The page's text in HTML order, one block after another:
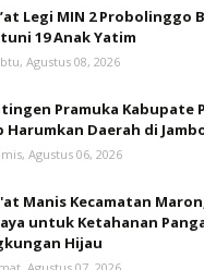
Legi MIN 2 Probolinggo
19 Anak Yatim
Agustus 08, 2026
Pramuka Kabupate
Harumkan Daerah di
Agustus 06, 2026
Manis Kecamatan
untuk Ketahanan
Hijau